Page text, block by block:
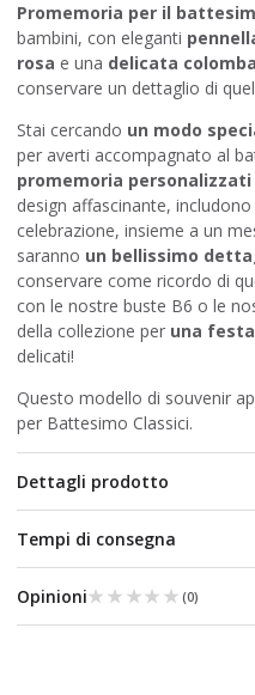
Promemoria per il
bambini, con eleganti
rosa e una delicata colomba
conservare un dettaglio di
Stai cercando un modo
per averti accompagnato al
promemoria personalizzati
design affascinante,
celebrazione, insieme a un
saranno un bellissimo
conservare come ricordo di
con le nostre buste B6 o le
della collezione per una
delicati!
Questo modello di souvenir
per Battesimo Classici.
Dettagli prodotto
Tempi di consegna
Opinioni★★★★★
★★★★★ (0)